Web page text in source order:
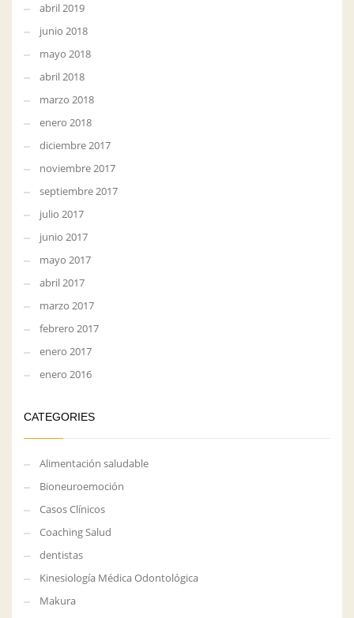
abril 2019
junio 2018
mayo 2018
abril 2018
marzo 2018
enero 2018
diciembre 2017
noviembre 2017
septiembre 2017
julio 2017
junio 2017
mayo 2017
abril 2017
marzo 2017
febrero 2017
enero 2017
enero 2016
CATEGORIES
Alimentación saludable
Bioneuroemoción
Casos Clínicos
Coaching Salud
dentistas
Kinesiología Médica Odontológica
Makura